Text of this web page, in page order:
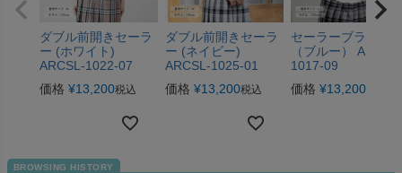
ダブル前開きセーラ
ー (ホワイト)
ARCSL-1022-07
価格 ¥13,200税込
ダブル前開きセーラ
ー (ネイビー)
ARCSL-1025-01
価格 ¥13,200税込
セーラーブラウス
（ブルー） ARCSL-
1017-09
価格 ¥13,200